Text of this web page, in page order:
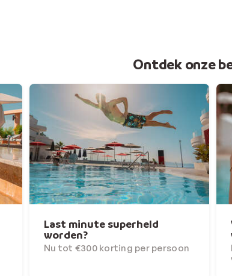
Ontdek onze
Last minute superheld
worden?
Nu tot €300 korting per persoon